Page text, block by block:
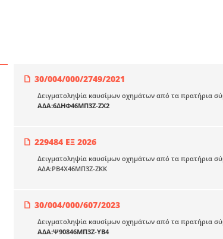
30/004/000/2749/2021
Δειγματοληψία καυσίμων οχημάτων από τα πρατήρια
ΑΔΑ:6ΔΗΦ46ΜΠ3Ζ-ΖΧ2
229484 ΕΞ 2026
Δειγματοληψία καυσίμων οχημάτων από τα πρατήρια
ΑΔΑ:ΡΒ4Χ46ΜΠ3Ζ-ΖΚΚ
30/004/000/607/2023
Δειγματοληψία καυσίμων οχημάτων από τα πρατήρια
ΑΔΑ:Ψ90846ΜΠ3Ζ-ΥΒ4